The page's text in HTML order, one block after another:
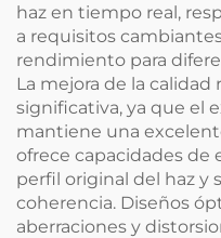
haz en tiempo real,
a requisitos
rendimiento para
La mejora de la
significativa, ya que el
mantiene una
ofrece capacidades de
perfil original del haz y
coherencia. Diseños
aberraciones y